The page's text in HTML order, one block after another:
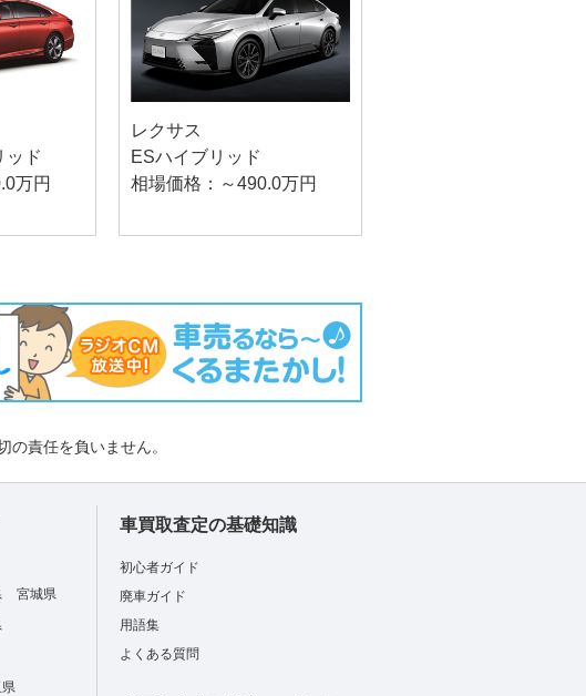
ッド
万円
レクサス
ESハイブリッド
相場価格：～490.0万円
責任を負いません。
宮城県
車買取査定の基礎知識
初心者ガイド
廃車ガイド
用語集
よくある質問